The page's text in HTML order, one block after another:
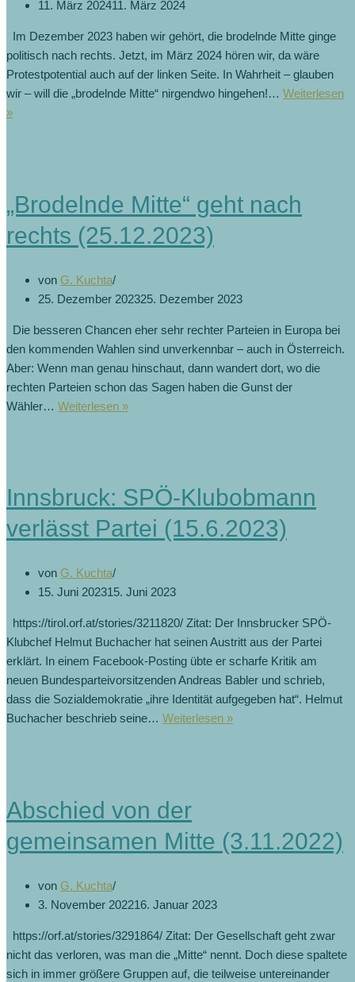
11. März 202411. März 2024
Im Dezember 2023 haben wir gehört, die brodelnde Mitte ginge
politisch nach rechts. Jetzt, im März 2024 hören wir, da wäre
Protestpotential auch auf der linken Seite. In Wahrheit – glauben
wir – will die „brodelnde Mitte“ nirgendwo hingehen!… Weiterlesen
»Protestpotenzial
(11.3.2024)
„Brodelnde Mitte“ geht nach
rechts (25.12.2023)
von G. Kuchta
25. Dezember 202325. Dezember 2023
Die besseren Chancen eher sehr rechter Parteien in Europa bei
den kommenden Wahlen sind unverkennbar – auch in Österreich.
Aber: Wenn man genau hinschaut, dann wandert dort, wo die
rechten Parteien schon das Sagen haben die Gunst der
Wähler… Weiterlesen »„Brodelnde
(25.12.2023)
Innsbruck: SPÖ-Klubobmann
verlässt Partei (15.6.2023)
von G. Kuchta
15. Juni 202315. Juni 2023
https://tirol.orf.at/stories/3211820/ Zitat: Der Innsbrucker SPÖ-
Klubchef Helmut Buchacher hat seinen Austritt aus der Partei
erklärt. In einem Facebook-Posting übte er scharfe Kritik am
neuen Bundesparteivorsitzenden Andreas Babler und schrieb,
dass die Sozialdemokratie „ihre Identität aufgegeben hat“. Helmut
Buchacher beschrieb seine… Weiterlesen »Innsbruck:
Abschied von der
gemeinsamen Mitte (3.11.2022)
von G. Kuchta
3. November 202216. Januar 2023
https://orf.at/stories/3291864/ Zitat: Der Gesellschaft geht zwar
nicht das verloren, was man die „Mitte“ nennt. Doch diese spaltete
sich in immer größere Gruppen auf, die teilweise untereinander